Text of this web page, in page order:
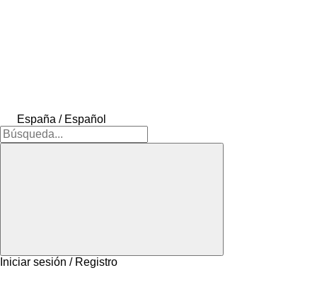
España / Español
Iniciar sesión / Registro